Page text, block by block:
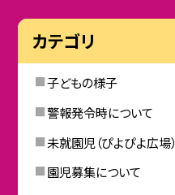
カテゴリ
子どもの様子
警報発令時について
未就園児（ぴよぴよ広場）
園児募集について